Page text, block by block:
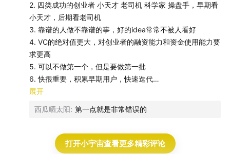
2. 四类成功的创业者 小天才 老司机 科学家 操盘手，早期看
小天才，后期看老司机
3. 靠谱的人做不靠谱的事，好的idea常常不被人看好
4. VC的绝对值更大，对创业者的融资能力和资金使用能力要
求更高
5. 可以不做第一个，但是要做第一批
6. 快很重要，积累早期用户，快速迭代
7. 融太多钱反而对创业者不利，盲目扩张，大量的浪费，让
8. 优秀的创业者，对钱使用比较谨慎，对效果的ROI很敏
展开
西瓜晒太阳: 第一点就是非常错误的
打开小宇宙查看更多精彩评论